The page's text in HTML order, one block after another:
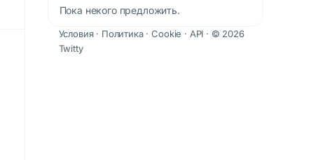
Пока некого предложить.
Условия· Политика·Cookie · API · © 2026
Twitty